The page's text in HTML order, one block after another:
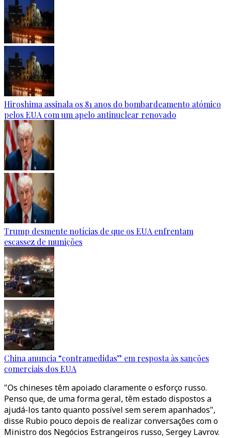
Hiroshima assinala os 81 anos do bombardeamento atómico
pelos EUA com um apelo antinuclear renovado
Trump desmente notícias de que os EUA enfrentam
escassez de munições
China anuncia “contramedidas” em resposta às sanções
comerciais dos EUA
"Os chineses têm apoiado claramente o esforço russo.
Penso que, de uma forma geral, têm estado dispostos a
ajudá-los tanto quanto possível sem serem apanhados",
disse Rubio pouco depois de realizar conversações com o
Ministro dos Negócios Estrangeiros russo, Sergey Lavrov.